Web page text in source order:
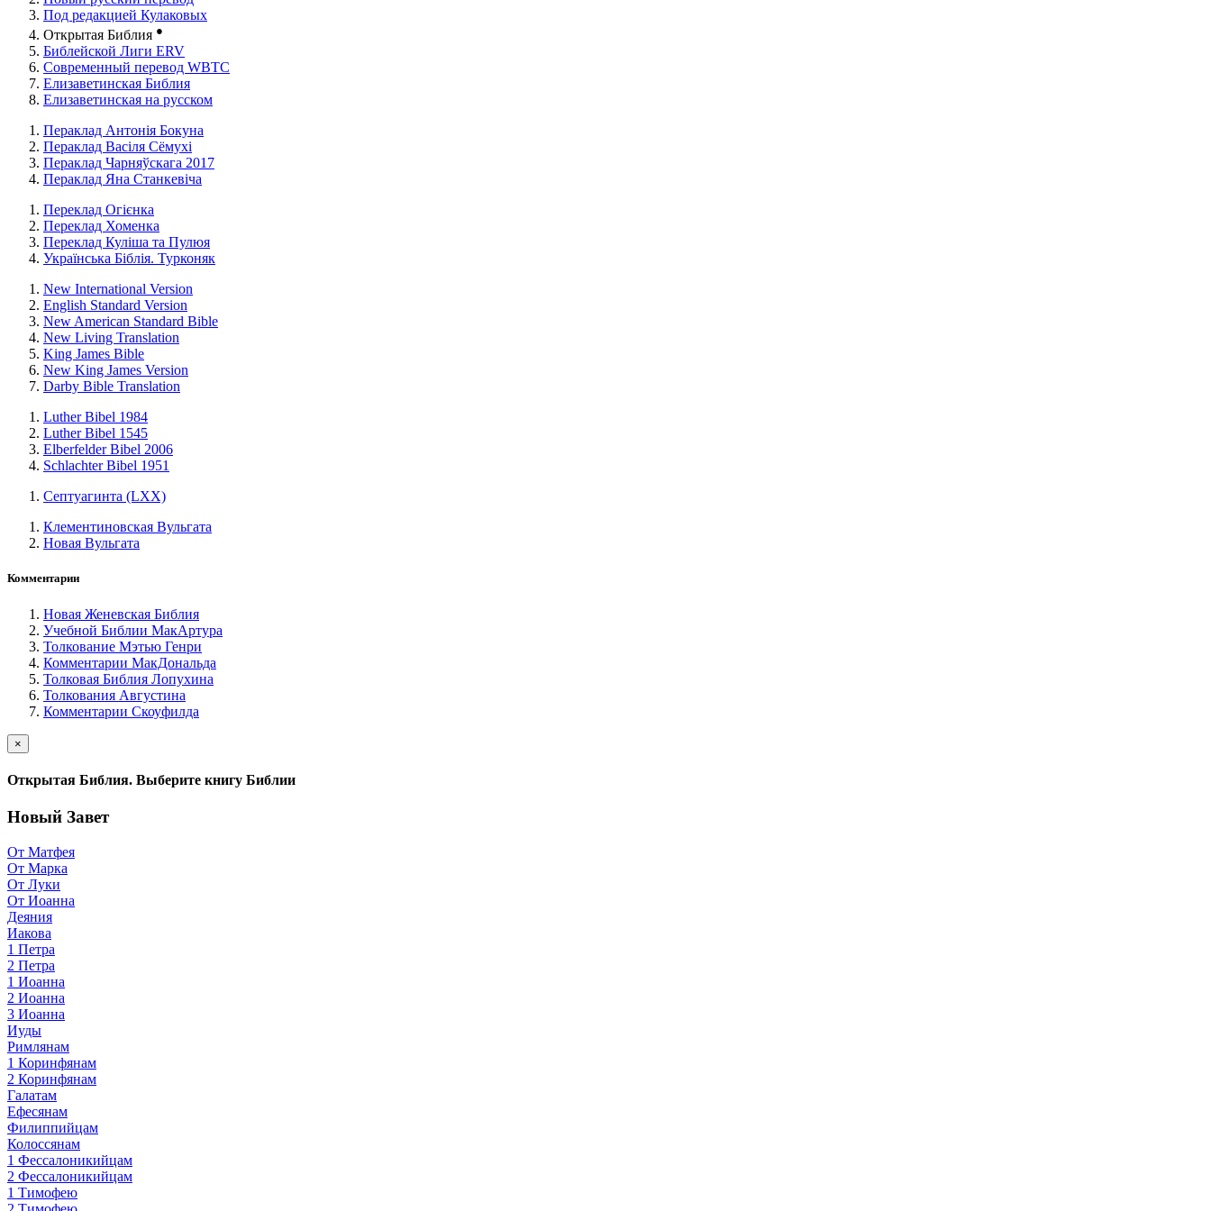
Под редакцией Кулаковых
Открытая Библия ●
Библейской Лиги ERV
Cовременный перевод WBTC
Елизаветинская Библия
Елизаветинская на русском
Пераклад Антонія Бокуна
Пераклад Васіля Сёмухі
Пераклад Чарняўскага 2017
Пераклад Яна Станкевіча
Переклад Огієнка
Переклад Хоменка
Переклад Куліша та Пулюя
Українська Біблія. Турконяк
New International Version
English Standard Version
New American Standard Bible
New Living Translation
King James Bible
New King James Version
Darby Bible Translation
Luther Bibel 1984
Luther Bibel 1545
Elberfelder Bibel 2006
Schlachter Bibel 1951
Септуагинта (LXX)
Клементиновская Вульгата
Новая Вульгата
Комментарии
Новая Женевская Библия
Учебной Библии МакАртура
Толкование Мэтью Генри
Комментарии МакДональда
Толковая Библия Лопухина
Толкования Августина
Комментарии Скоуфилда
×
Открытая Библия. Выберите книгу Библии
Новый Завет
От Матфея
От Марка
От Луки
От Иоанна
Деяния
Иакова
1 Петра
2 Петра
1 Иоанна
2 Иоанна
3 Иоанна
Иуды
Римлянам
1 Коринфянам
2 Коринфянам
Галатам
Ефесянам
Филиппийцам
Колоссянам
1 Фессалоникийцам
2 Фессалоникийцам
1 Тимофею